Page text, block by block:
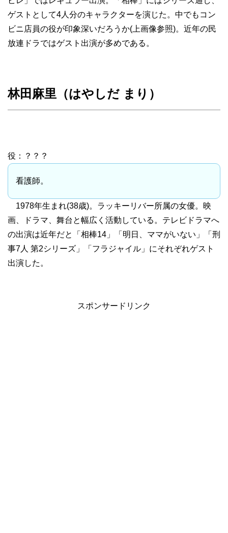
ゲストとして4人分のキャラクターを演じた。中でもコン
ビニ店員の役が印象深いだろうか(上画像参照)。近年の民
放連ドラではゲスト出演が多めである。
林田麻里（はやしだ まり）
役：？？？
看護師。
1978年生まれ(38歳)。ラッキーリバー所属の女優。映
画、ドラマ、舞台と幅広く活動している。テレビドラマへ
の出演は近年だと「相棒14」「明日、ママがいない」「刑
事7人 第2シリーズ」「フラジャイル」にそれぞれゲスト
出演した。
スポンサードリンク